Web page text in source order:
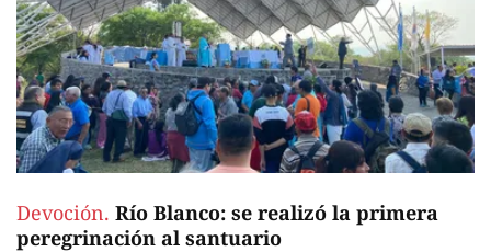
Devoción. Río Blanco: se realizó la primera
peregrinación al santuario